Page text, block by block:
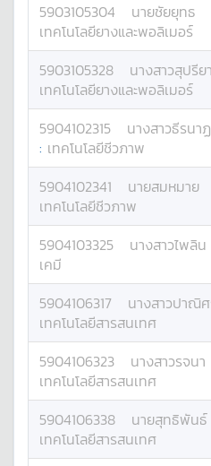
5903105304 นายชัยยุทธ
เทคโนโลยียางและพอลิเมอร์
5903105328 นางสาวสุปรียา
เทคโนโลยียางและพอลิเมอร์
5904102315 นางสาวธีรนาฏ
: เทคโนโลยีชีวภาพ
5904102341 นายสมหมาย
เทคโนโลยีชีวภาพ
5904103325 นางสาวไพลิน
เคมี
5904106317 นางสาวปาณิศ
เทคโนโลยีสารสนเทศ
5904106323 นางสาวรจนา
เทคโนโลยีสารสนเทศ
5904106338 นายสุทธิพันธ์
เทคโนโลยีสารสนเทศ